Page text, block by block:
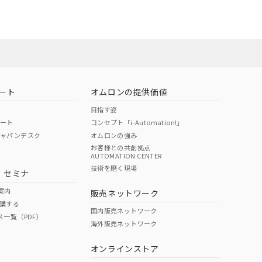
O O
ページへ
ください
ト
ト
パンデスク
セミナ
内
する
覧（PDF）
オムロンの提供価値
目指す姿
コンセプト「i-Automation!」
オムロンの強み
お客様との共創拠点
AUTOMATION CENTER
技術を磨く現場
販売ネットワーク
国内販売ネットワーク
海外販売ネットワーク
オンラインストア